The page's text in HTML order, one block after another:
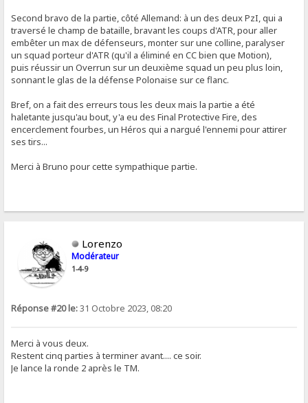
Second bravo de la partie, côté Allemand: à un des deux PzI, qui a
traversé le champ de bataille, bravant les coups d'ATR, pour aller
embêter un max de défenseurs, monter sur une colline, paralyser
un squad porteur d'ATR (qu'il a éliminé en CC bien que Motion),
puis réussir un Overrun sur un deuxième squad un peu plus loin,
sonnant le glas de la défense Polonaise sur ce flanc.
Bref, on a fait des erreurs tous les deux mais la partie a été
haletante jusqu'au bout, y'a eu des Final Protective Fire, des
encerclement fourbes, un Héros qui a nargué l'ennemi pour attirer
ses tirs...
Merci à Bruno pour cette sympathique partie.
Lorenzo
Modérateur
1-4-9
Réponse #20 le:31 Octobre 2023, 08:20
Merci à vous deux.
Restent cinq parties à terminer avant.... ce soir.
Je lance la ronde 2 après le TM.